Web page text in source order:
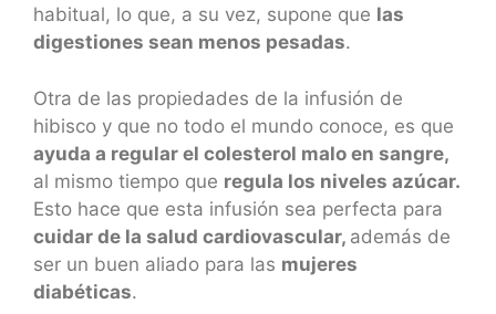
habitual, lo que, a su vez, supone que las
digestiones sean menos pesadas.
Otra de las propiedades de la infusión de
hibisco y que no todo el mundo conoce, es que
ayuda a regular el colesterol malo en sangre,
al mismo tiempo que regula los niveles azúcar.
Esto hace que esta infusión sea perfecta para
cuidar de la salud cardiovascular, además de
ser un buen aliado para las mujeres
diabéticas.